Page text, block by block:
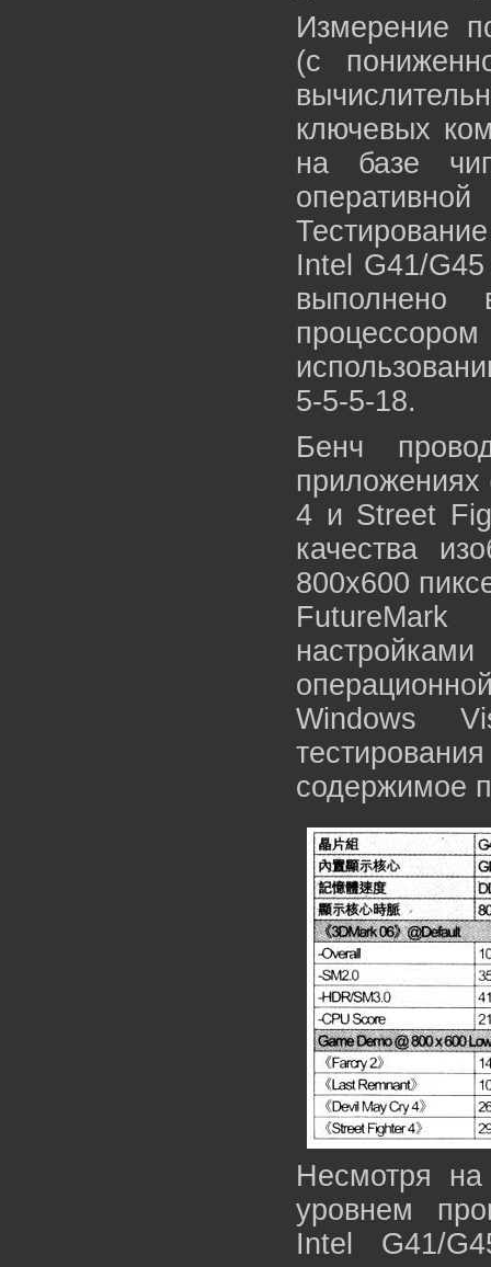
Измерение
(с
ключевых
на базе
Intel G41/
выполнено
5-5-5-18.
Бенч
4 и Street
качества
800х600
Windows
содержимое
Несмотря
уровнем
Intel G41/